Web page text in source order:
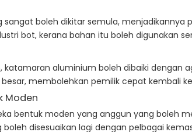
sangat boleh dikitar semula,
bot, kerana bahan itu boleh digunakan
katamaran aluminium boleh dibaiki
membolehkan pemilik cepat kembali
Moden
bentuk moden yang anggun yang boleh
disesuaikan lagi dengan pelbagai